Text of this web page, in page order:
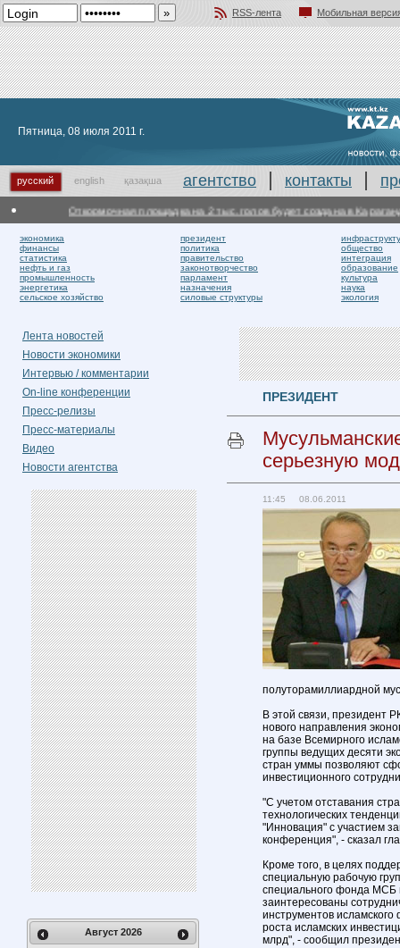
RSS-лента
Мобильная
Пятница, 08 июля 2011 г.
русский english қазақша агентство контакты
Откормочная площадка на 2 тыс. голов будет создана в
экономика
финансы
статистика
нефть и газ
промышленность
энергетика
сельское хозяйство
президент
политика
правительство
законотворчество
парламент
назначения
силовые структуры
общество
интеграция
образование
культура
наука
экология
Лента новостей
Новости экономики
Интервью / комментарии
On-line конференции
Пресс-релизы
Пресс-материалы
Видео
Новости агентства
Август 2026
ПРЕЗИДЕНТ
серьезную
11:45 08.06.2011
полуторамиллиардной
В этой связи, президент
нового направления
на базе Всемирного
группы ведущих десяти
стран уммы позволяют
инвестиционного
"С учетом отставания
технологических
"Инновация" с участием
конференция", - сказал
Кроме того, в целях
специальную рабочую
специального фонда МСБ
заинтересованы
инструментов
роста исламских
млрд", - сообщил